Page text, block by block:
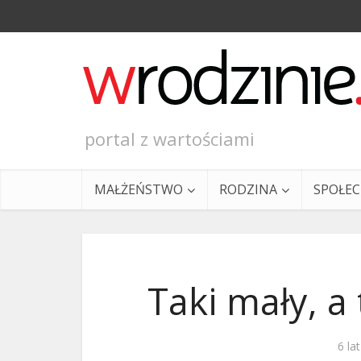
portal z wartościami
MAŁŻEŃSTWO RODZINA
Taki mały,
6